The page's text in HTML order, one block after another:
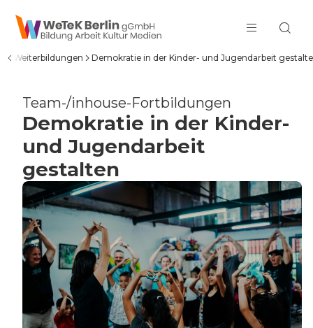
zum Inhalt springen
Weiterbildungen Demokratie in der Kinder- und Jugendarbeit
Team-/inhouse-Fortbildungen
Demokratie in der Kinder-
und Jugendarbeit
gestalten